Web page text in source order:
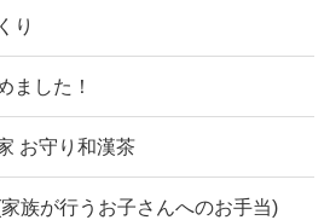
り
ました！
お守り和漢茶
族が行うお子さんへのお手当)